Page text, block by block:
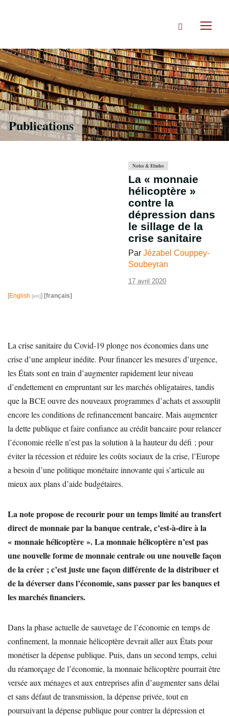
Rechercher
Publications
Notes & Etudes
La « monnaie
hélicoptère »
contre la
dépression dans
le sillage de la
crise sanitaire
Par Jézabel Couppey-
Soubeyran
17 avril 2020
[English ] [français]
La crise sanitaire du Covid-19 plonge nos économies dans une
crise d’une ampleur inédite. Pour financer les mesures d’urgence,
les États sont en train d’augmenter rapidement leur niveau
d’endettement en empruntant sur les marchés obligataires, tandis
que la BCE ouvre des nouveaux programmes d’achats et assouplit
encore les conditions de refinancement bancaire. Mais augmenter
la dette publique et faire confiance au crédit bancaire pour relancer
l’économie réelle n’est pas la solution à la hauteur du défi ; pour
éviter la récession et réduire les coûts sociaux de la crise, l’Europe
a besoin d’une politique monétaire innovante qui s’articule au
mieux aux plans d’aide budgétaires.
La note propose de recourir pour un temps limité au transfert
direct de monnaie par la banque centrale, c’est-à-dire à la
« monnaie hélicoptère ». La monnaie hélicoptère n’est pas
une nouvelle forme de monnaie centrale ou une nouvelle façon
de la créer ; c’est juste une façon différente de la distribuer et
de la déverser dans l’économie, sans passer par les banques et
les marchés financiers.
Dans la phase actuelle de sauvetage de l’économie en temps de
confinement, la monnaie hélicoptère devrait aller aux États pour
monétiser la dépense publique. Puis, dans un second temps, celui
du réamorçage de l’économie, la monnaie hélicoptère pourrait être
versée aux ménages et aux entreprises afin d’augmenter sans délai
et sans défaut de transmission, la dépense privée, tout en
poursuivant la dépense publique pour contrer la dépression et